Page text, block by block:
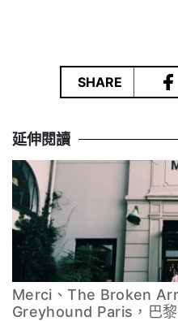
SHARE
延伸閱讀
Merci、The Broken
Greyhound Paris，巴